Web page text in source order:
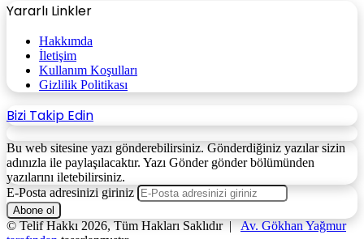
Yararlı Linkler
Hakkımda
İletişim
Kullanım Koşulları
Gizlilik Politikası
Bizi Takip Edin
Bu web sitesine yazı gönderebilirsiniz. Gönderdiğiniz yazılar sizin
adınızla ile paylaşılacaktır. Yazı Gönder gönder bölümünden
yazılarını iletebilirsiniz.
E-Posta adresinizi giriniz
© Telif Hakkı 2026, Tüm Hakları Saklıdır |Av. Gökhan Yağmur